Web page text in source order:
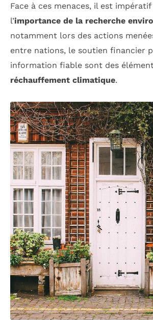
Face à ces menaces, il est
l’importance de la recherche
notamment lors des actions
entre nations, le soutien financier
information fiable sont des
réchauffement climatique.